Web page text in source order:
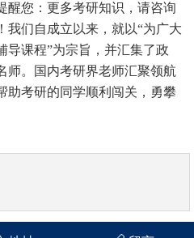
醒您：更多考研知识，请咨询
！我们自成立以来，就以“为广大
导课程”为宗旨，并汇集了政
师。国内考研界老师汇聚领航
助考研的同学顺利闯关，勇攀